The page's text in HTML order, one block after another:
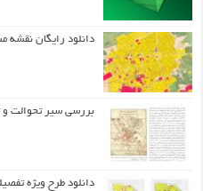
دانلود رایگان نقشه
بررسی سیر تحوالت و
دانلود طرح ويژه